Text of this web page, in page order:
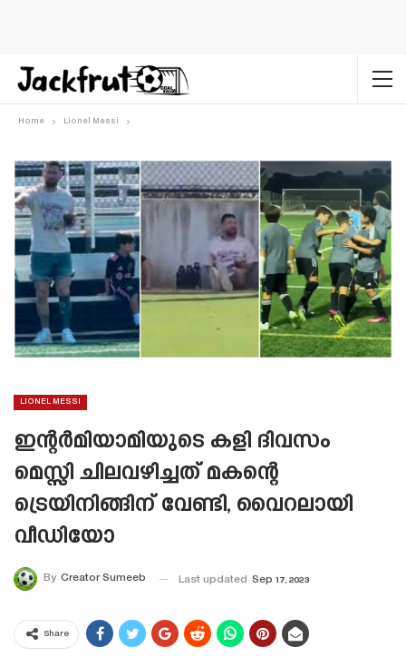
Home Lionel Messi
LIONEL MESSI
ഇന്റർമിയാമിയുടെ കളി ദിവസം
മെസ്സി ചിലവഴിച്ചത് മകന്റെ
ട്രെയിനിങ്ങിന് വേണ്ടി, വൈറലായി
വീഡിയോ
By Creator Sumeeb Last updated Sep 17, 2023
Share